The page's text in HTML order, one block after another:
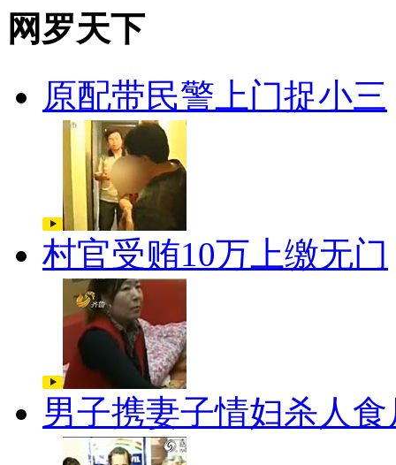
网罗天下
原配带民警上门捉小三
村官受贿10万上缴无门
男子携妻子情妇杀人食